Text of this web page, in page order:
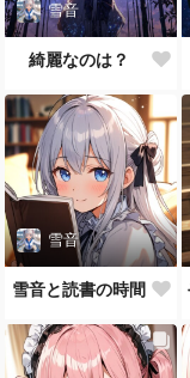
雪音
綺麗なのは？
雪音
雪音と読書の時間